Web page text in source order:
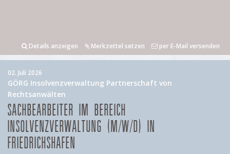
Details anzeigen Merkzettel setzen per E-Mail versenden
02. Juli 2026
GÖRG Insolvenzverwaltung Partnerschaft von
Rechtsanwälten
SACHBEARBEITER IM BEREICH
INSOLVENZVERWALTUNG (M/W/D) IN
FRIEDRICHSHAFEN